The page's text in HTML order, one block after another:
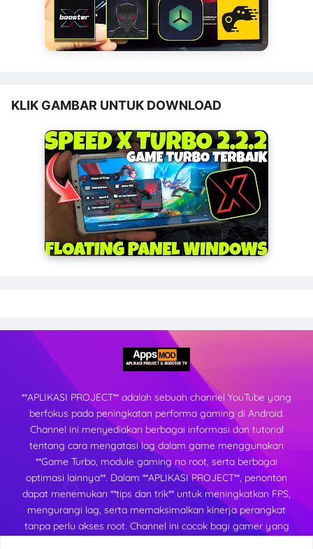
KLIK GAMBAR UNTUK DOWNLOAD
**APLIKASI PROJECT** adalah sebuah channel YouTube yang
berfokus pada peningkatan performa gaming di Android.
Channel ini menyediakan berbagai informasi dan tutorial
tentang cara mengatasi lag dalam game menggunakan
**Game Turbo, module gaming no root, serta berbagai
optimasi lainnya**. Dalam **APLIKASI PROJECT**, penonton
dapat menemukan **tips dan trik** untuk meningkatkan FPS,
mengurangi lag, serta memaksimalkan kinerja perangkat
tanpa perlu akses root. Channel ini cocok bagi gamer yang